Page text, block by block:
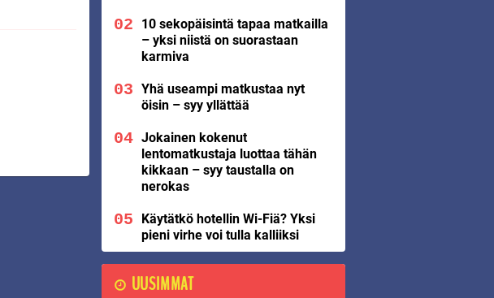
10 sekopäisintä tapaa matkailla
– yksi niistä on suorastaan
karmiva
Yhä useampi matkustaa nyt
öisin – syy yllättää
Jokainen kokenut
lentomatkustaja luottaa tähän
kikkaan – syy taustalla on
nerokas
Käytätkö hotellin Wi-Fiä? Yksi
pieni virhe voi tulla kalliiksi
UUSIMMAT